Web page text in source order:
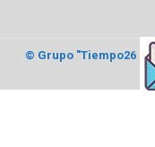
© Grupo "Tiempo26